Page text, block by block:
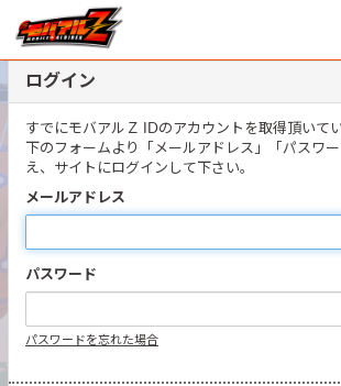
ログイン
すでにモバアルＺ IDのアカウントを取得頂いて
下のフォームより「メールアドレス」「パスワ
え、サイトにログインして下さい。
メールアドレス
パスワード
パスワードを忘れた場合